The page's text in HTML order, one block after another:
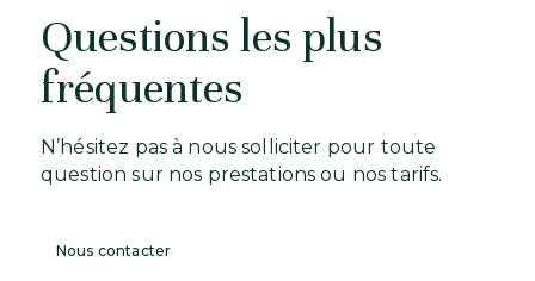
Questions les plus
fréquentes
N’hésitez pas à nous solliciter pour toute
question sur nos prestations ou nos tarifs.
Nous contacter